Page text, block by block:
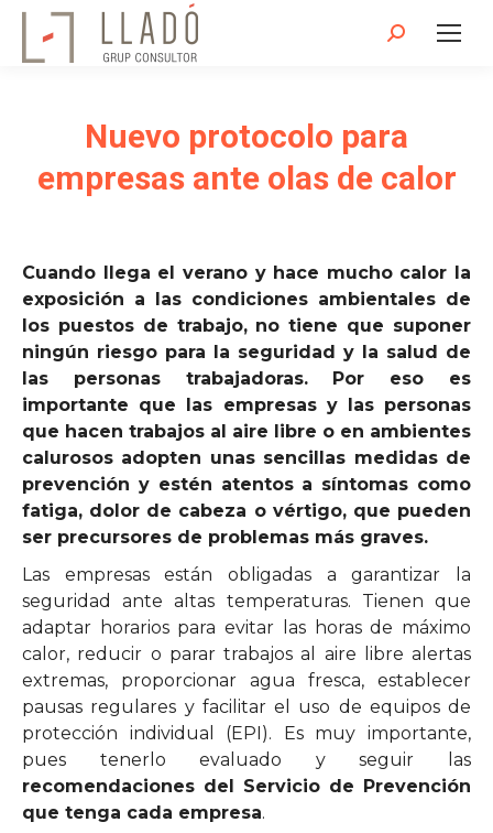
Buscar:
Nuevo protocolo para
empresas ante olas de calor
Cuando llega el verano y hace mucho calor la
exposición a las condiciones ambientales de
los puestos de trabajo, no tiene que suponer
ningún riesgo para la seguridad y la salud de
las personas trabajadoras. Por eso es
importante que las empresas y las personas
que hacen trabajos al aire libre o en ambientes
calurosos adopten unas sencillas medidas de
prevención y estén atentos a síntomas como
fatiga, dolor de cabeza o vértigo, que pueden
ser precursores de problemas más graves.
Las empresas están obligadas a garantizar la
seguridad ante altas temperaturas. Tienen que
adaptar horarios para evitar las horas de máximo
calor, reducir o parar trabajos al aire libre alertas
extremas, proporcionar agua fresca, establecer
pausas regulares y facilitar el uso de equipos de
protección individual (EPI). Es muy importante,
pues tenerlo evaluado y seguir las
recomendaciones del Servicio de Prevención
que tenga cada empresa.